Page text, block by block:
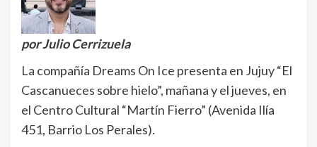
por Julio Cerrizuela
La compañía Dreams On Ice presenta en Jujuy “El
Cascanueces sobre hielo”, mañana y el jueves, en
el Centro Cultural “Martín Fierro” (Avenida Ilía
451, Barrio Los Perales).